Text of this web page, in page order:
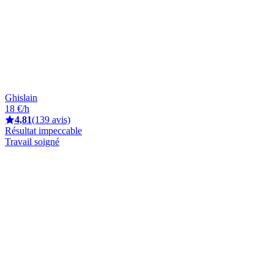
Ghislain
18 €/h
4,81(139 avis)
Résultat impeccable
Travail soigné